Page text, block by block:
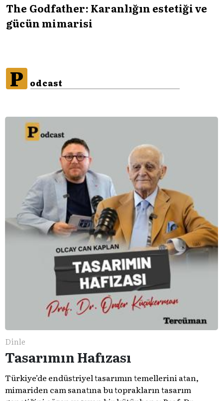
The Godfather: Karanlığın estetiği ve
gücün mimarisi
P odcast
Dinle
Tasarımın Hafızası
Türkiye’de endüstriyel tasarımın temellerini atan,
mimariden cam sanatına bu toprakların tasarım